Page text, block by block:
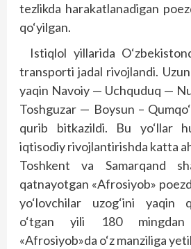
tezlikda harakatlanadigan
qo‘yilgan.
Istiqlol yillarida
transporti jadal rivojlandi.
yaqin Navoiy — Uchquduq —
Toshguzar — Boysun –
qurib bitkazildi. Bu yo‘llar
iqtisodiy rivojlantirishda katta
Toshkent va Samarqand
qatnayotgan «Afrosiyob»
yo‘lovchilar uzog‘ini yaqin
o‘tgan yili 180
«Afrosiyob»da o‘z manziliga